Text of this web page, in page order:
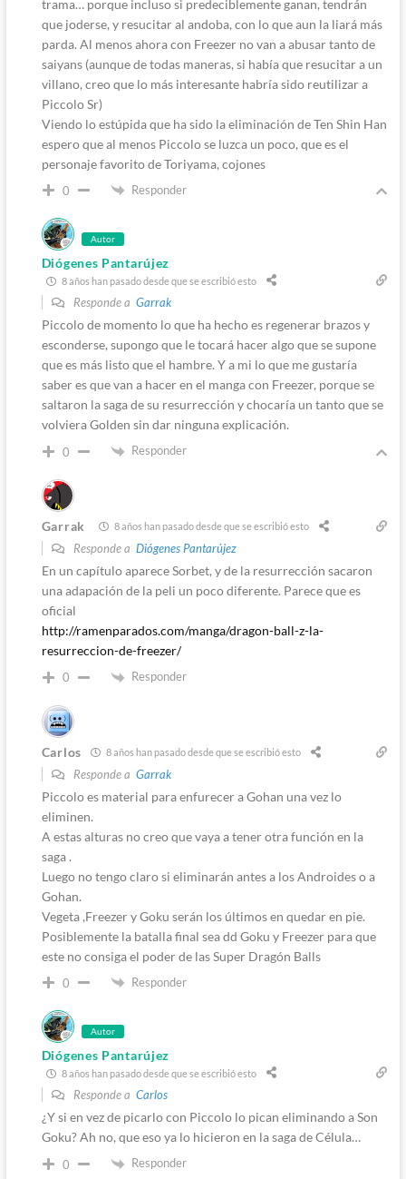
trama… porque incluso si predeciblemente ganan, tendrán
que joderse, y resucitar al andoba, con lo que aun la liará más
parda. Al menos ahora con Freezer no van a abusar tanto de
saiyans (aunque de todas maneras, si había que resucitar a un
villano, creo que lo más interesante habría sido reutilizar a
Piccolo Sr)
Viendo lo estúpida que ha sido la eliminación de Ten Shin Han
espero que al menos Piccolo se luzca un poco, que es el
personaje favorito de Toriyama, cojones
0 Responder
Autor
Diógenes Pantarújez
8 años han pasado desde que se escribió esto
Responde a Garrak
Piccolo de momento lo que ha hecho es regenerar brazos y
esconderse, supongo que le tocará hacer algo que se supone
que es más listo que el hambre. Y a mi lo que me gustaría
saber es que van a hacer en el manga con Freezer, porque se
saltaron la saga de su resurrección y chocaría un tanto que se
volviera Golden sin dar ninguna explicación.
0 Responder
Garrak 8 años han pasado desde que se escribió esto
Responde a Diógenes Pantarújez
En un capítulo aparece Sorbet, y de la resurrección sacaron
una adapación de la peli un poco diferente. Parece que es
oficial
http://ramenparados.com/manga/dragon-ball-z-la-
resurreccion-de-freezer/
0 Responder
Carlos 8 años han pasado desde que se escribió esto
Responde a Garrak
Piccolo es material para enfurecer a Gohan una vez lo
eliminen.
A estas alturas no creo que vaya a tener otra función en la
saga .
Luego no tengo claro si eliminarán antes a los Androides o a
Gohan.
Vegeta ,Freezer y Goku serán los últimos en quedar en pie.
Posiblemente la batalla final sea dd Goku y Freezer para que
este no consiga el poder de las Super Dragón Balls
0 Responder
Autor
Diógenes Pantarújez
8 años han pasado desde que se escribió esto
Responde a Carlos
¿Y si en vez de picarlo con Piccolo lo pican eliminando a Son
Goku? Ah no, que eso ya lo hicieron en la saga de Célula…
0 Responder